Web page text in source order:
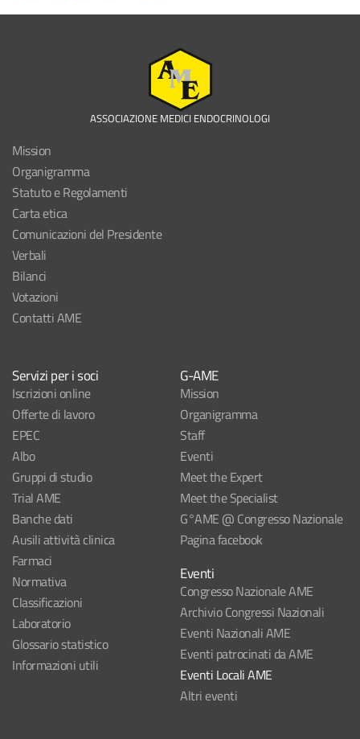
ASSOCIAZIONE MEDICI ENDOCRINOLOGI
Mission
Organigramma
Statuto e Regolamenti
Carta etica
Comunicazioni del Presidente
Verbali
Bilanci
Votazioni
Contatti AME
Servizi per i soci
Iscrizioni online
Offerte di lavoro
EPEC
Albo
Gruppi di studio
Trial AME
Banche dati
Ausili attività clinica
Farmaci
Normativa
Classificazioni
Laboratorio
Glossario statistico
Informazioni utili
G-AME
Mission
Organigramma
Staff
Eventi
Meet the Expert
Meet the Specialist
G°AME @ Congresso Nazionale
Pagina facebook
Eventi
Congresso Nazionale AME
Archivio Congressi Nazionali
Eventi Nazionali AME
Eventi patrocinati da AME
Eventi Locali AME
Altri eventi